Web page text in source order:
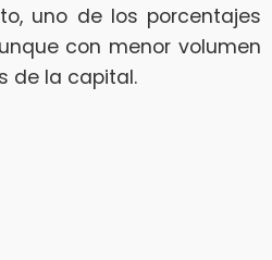
uno de los porcentajes
con menor volumen
de la capital.